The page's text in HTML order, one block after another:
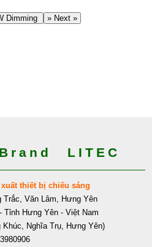
Dimming » Next »
LITEC
xuất thiết bị chiếu sáng
Trắc, Văn Lâm, Hưng Yên
Tỉnh Hưng Yên - Việt Nam
Khúc, Nghĩa Trụ, Hưng Yên)